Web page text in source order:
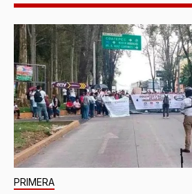
PRIMERA